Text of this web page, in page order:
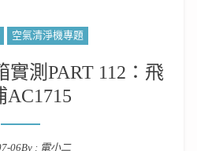
空氣清淨機專題
測PART 112：飛
AC1715
06By : 電小二